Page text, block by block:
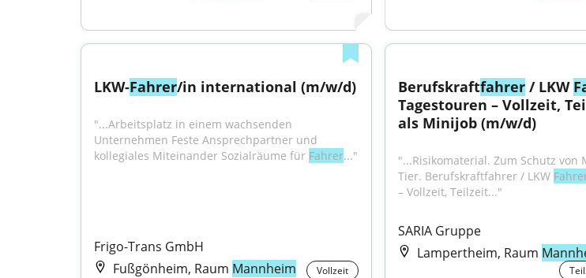
LKW-Fahrer/in international (m/w/d)
"...Arbeitsplatz in einem wachsenden
Unternehmen Feste Ansprechpartner und
kollegiales Miteinander Sozialräume für Fahrer..."
Frigo-Trans GmbH
Fußgönheim, Raum Mannheim Vollzeit
Berufskraftfahrer / LKW
Tagestouren – Vollzeit,
als Minijob (m/w/d)
"...Risikomaterial. Zum Schutz von
Tier. Berufskraftfahrer / LKW
– Vollzeit, Teilzeit..."
SARIA Gruppe
Lampertheim, Raum